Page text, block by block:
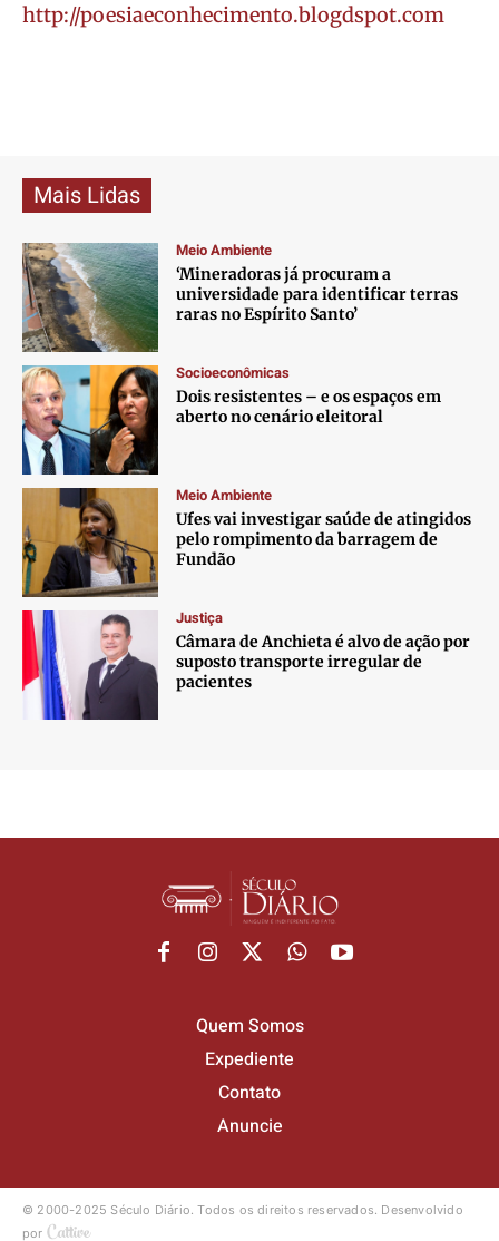
http://poesiaeconhecimento.blogdspot.com
Mais Lidas
Meio Ambiente
‘Mineradoras já procuram a
universidade para identificar terras
raras no Espírito Santo’
Socioeconômicas
Dois resistentes – e os espaços em
aberto no cenário eleitoral
Meio Ambiente
Ufes vai investigar saúde de atingidos
pelo rompimento da barragem de
Fundão
Justiça
Câmara de Anchieta é alvo de ação por
suposto transporte irregular de
pacientes
Quem Somos
Expediente
Contato
Anuncie
© 2000-2025 Século Diário.Todos os direitos reservados. Desenvolvido
por